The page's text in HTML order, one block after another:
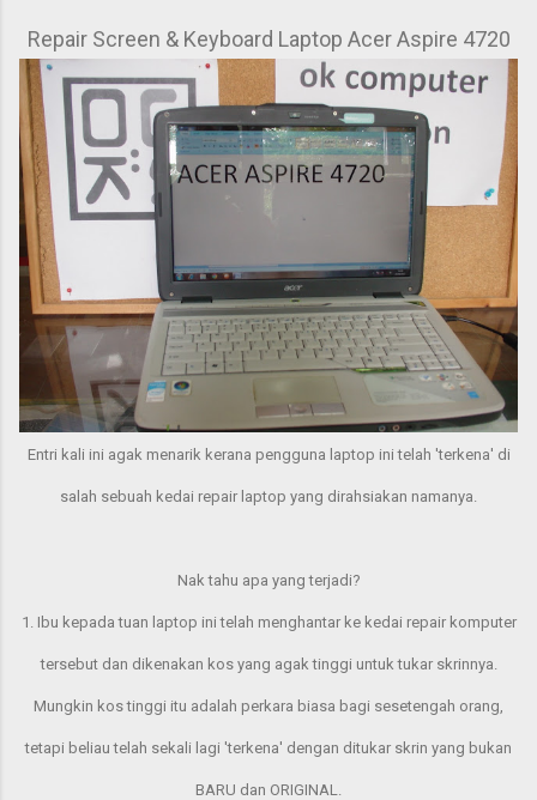
Repair Screen & Keyboard Laptop Acer Aspire 4720
Entri kali ini agak menarik kerana pengguna laptop ini telah 'terkena' di
salah sebuah kedai repair laptop yang dirahsiakan namanya.
Nak tahu apa yang terjadi?
1. Ibu kepada tuan laptop ini telah menghantar ke kedai repair komputer
tersebut dan dikenakan kos yang agak tinggi untuk tukar skrinnya.
Mungkin kos tinggi itu adalah perkara biasa bagi sesetengah orang,
tetapi beliau telah sekali lagi 'terkena' dengan ditukar skrin yang bukan
BARU dan ORIGINAL.